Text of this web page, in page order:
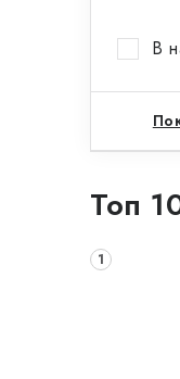
н
а
л
е
н
В
Топ